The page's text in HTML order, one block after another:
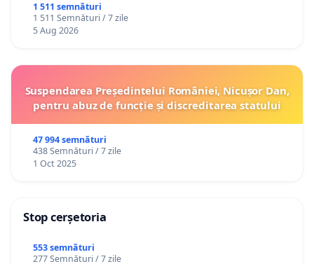
1 511 semnături
1 511 Semnături / 7 zile
5 Aug 2026
Suspendarea Președintelui României, Nicușor Dan,
pentru abuz de funcție și discreditarea statului
47 994 semnături
438 Semnături / 7 zile
1 Oct 2025
Stop cerșetoria
553 semnături
277 Semnături / 7 zile